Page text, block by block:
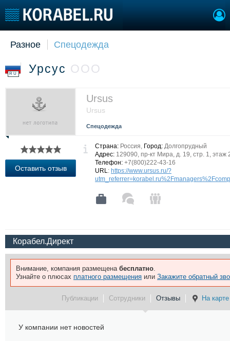
Судостроение
Новости
Репутация
Работа
Крюинг
Реклама
Торговая площадка
Продажа флота
Изделия
Материалы
Конференции
Флот
Форум
Разное Спецодежда
RU Урсус ООО
Ursus
Ursus
Спецодежда
Оставить отзыв
Страна: Россия, Город: Долгопрудный
Адрес: 129090, пр-кт Мира, д. 19, стр. 1, этаж
Телефон: +7(800)222-43-16
URL: https://www.ursus.ru/?
Корабел.Директ
Внимание, компания размещена бесплатно.
Узнайте о плюсах платного размещения или Закажите обратный
Публикации Сотрудники Отзывы На карте
У компании нет новостей